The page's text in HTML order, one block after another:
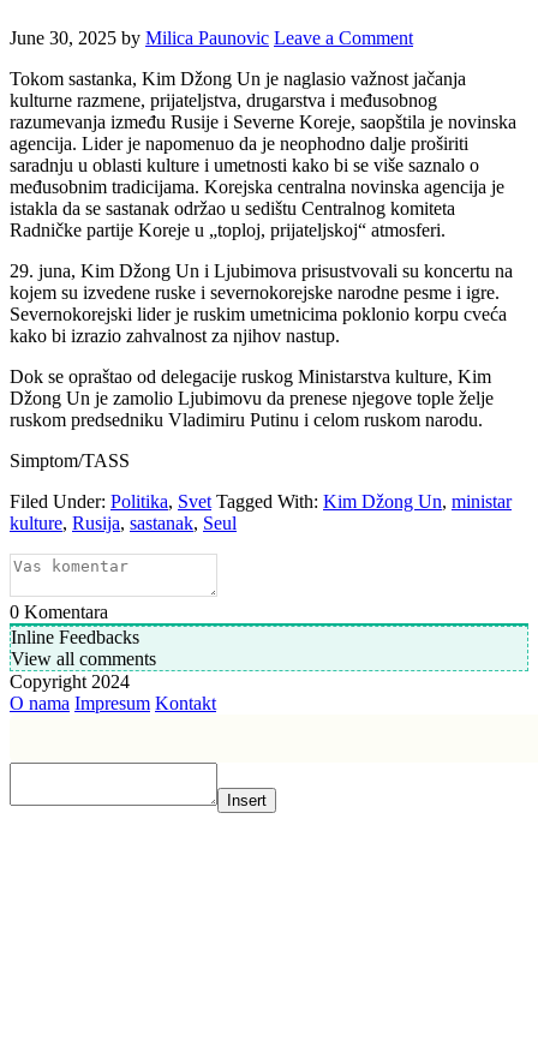
June 30, 2025 by Milica Paunovic Leave a Comment
Tokom sastanka, Kim Džong Un je naglasio važnost jačanja
kulturne razmene, prijateljstva, drugarstva i međusobnog
razumevanja između Rusije i Severne Koreje, saopštila je novinska
agencija. Lider je napomenuo da je neophodno dalje proširiti
saradnju u oblasti kulture i umetnosti kako bi se više saznalo o
međusobnim tradicijama. Korejska centralna novinska agencija je
istakla da se sastanak održao u sedištu Centralnog komiteta
Radničke partije Koreje u „toploj, prijateljskoj“ atmosferi.
29. juna, Kim Džong Un i Ljubimova prisustvovali su koncertu na
kojem su izvedene ruske i severnokorejske narodne pesme i igre.
Severnokorejski lider je ruskim umetnicima poklonio korpu cveća
kako bi izrazio zahvalnost za njihov nastup.
Dok se opraštao od delegacije ruskog Ministarstva kulture, Kim
Džong Un je zamolio Ljubimovu da prenese njegove tople želje
ruskom predsedniku Vladimiru Putinu i celom ruskom narodu.
Simptom/TASS
Filed Under: Politika, Svet Tagged With: Kim Džong Un, ministar
kulture, Rusija, sastanak, Seul
0 Komentara
Inline Feedbacks
View all comments
Copyright 2024
O nama Impresum Kontakt
Insert